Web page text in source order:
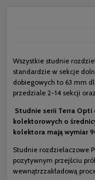
Wszystkie studnie
standardzie w sekcje
dobiegowych to 63 mm
przedziale 2-14 sekcji
Studnie serii Terra
kolektorowych o
kolektora mają wymiar
Studnie rozdzielaczowe
pozytywnym przejściu
wewnątrzzakładową